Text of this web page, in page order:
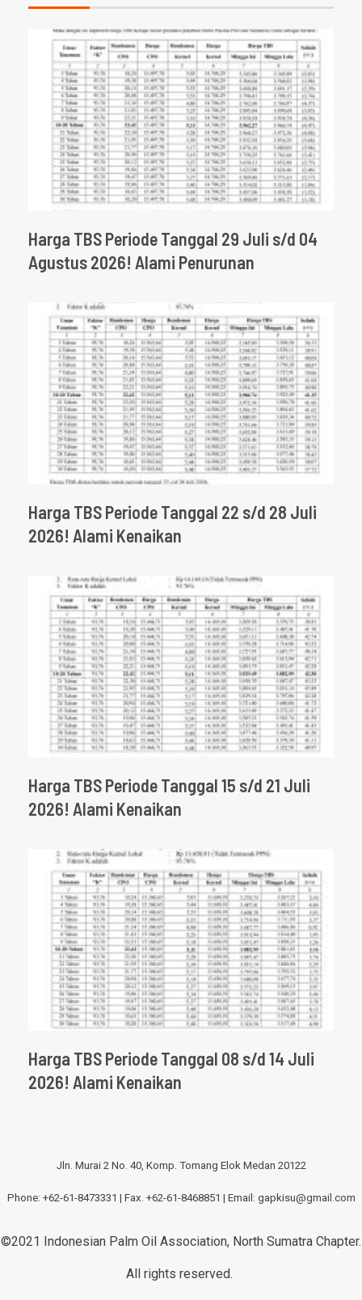
Harga TBS Periode Tanggal 29 Juli s/d 04
Agustus 2026! Alami Penurunan
Harga TBS Periode Tanggal 22 s/d 28 Juli
2026! Alami Kenaikan
Harga TBS Periode Tanggal 15 s/d 21 Juli
2026! Alami Kenaikan
Harga TBS Periode Tanggal 08 s/d 14 Juli
2026! Alami Kenaikan
Jln. Murai 2 No. 40, Komp. Tomang Elok Medan 20122
Phone: +62-61-8473331 | Fax. +62-61-8468851 | Email: gapkisu@gmail.com
©2021 Indonesian Palm Oil Association, North Sumatra Chapter.
All rights reserved.